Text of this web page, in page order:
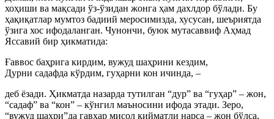
хоҳиши ва мақсади ўз-ўзидан жонга ҳам дахлдор бўлади. Бу
ҳақиқатлар мумтоз бадиий меросимизда, хусусан, шеъриятда
ўзига хос ифодаланган. Чунончи, буюк мутасаввиф Аҳмад
Яссавий бир ҳикматида:
Ғаввос баҳрига кирдим, вужуд шаҳрини кездим,
Дурни садафда кўрдим, гуҳарни кон ичинда, –
деб ёзади. Ҳикматда назарда тутилган “дур” ва “гуҳар” – жон,
“садаф” ва “кон” – кўнгил маъносини ифода этади. Зеро,
“вужуд шаҳри”да гавҳар мисол қийматли нарса – жон бўлса,